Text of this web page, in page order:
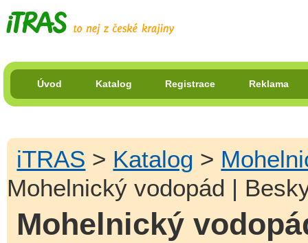
Úvod Katalog Registrace Reklama
iTRAS > Katalog >
Mohelnický vodopád |
Mohelnický